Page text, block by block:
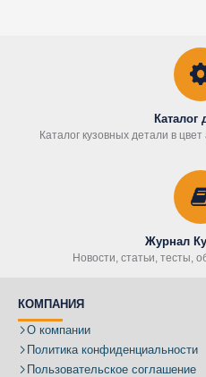
Каталог
Каталог кузовных детали в
Журнал
Новости, статьи, тесты,
КОМПАНИЯ
О компании
Политика конфиденциальности
Пользовательское соглашение